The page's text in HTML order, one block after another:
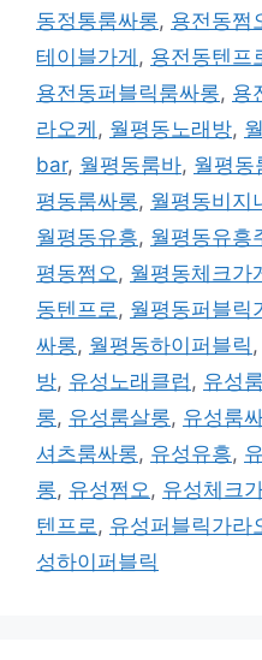
동정통룸싸롱, 용전동쩜
테이블가게 , 용전동텐프
용전동퍼블릭룸싸롱, 용
라오케 , 월평동노래방,
bar, 월평동룸바, 월평동
평동룸싸롱, 월평동비지
월평동유흥, 월평동유흥
평동쩜오 , 월평동체크가
동텐프로 , 월평동퍼블릭
싸롱, 월평동하이퍼블릭 ,
방, 유성노래클럽 , 유성
롱, 유성룸살롱, 유성룸
셔츠룸싸롱, 유성유흥,
롱, 유성쩜오 , 유성체크
텐프로 , 유성퍼블릭가라
성하이퍼블릭